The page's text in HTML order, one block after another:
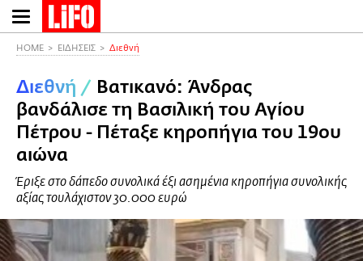
Παράκαμψη
προς
περιεχόμενο
HOME ΕΙΔΗΣΕΙΣ Διεθνή
Διεθνή / Βατικανό: Άνδρας
βανδάλισε τη Βασιλική του Αγίου
Πέτρου - Πέταξε κηροπήγια του 19ου
αιώνα
Έριξε στο δάπεδο συνολικά έξι ασημένια κηροπήγια συνολικής
αξίας τουλάχιστον 30.000 ευρώ